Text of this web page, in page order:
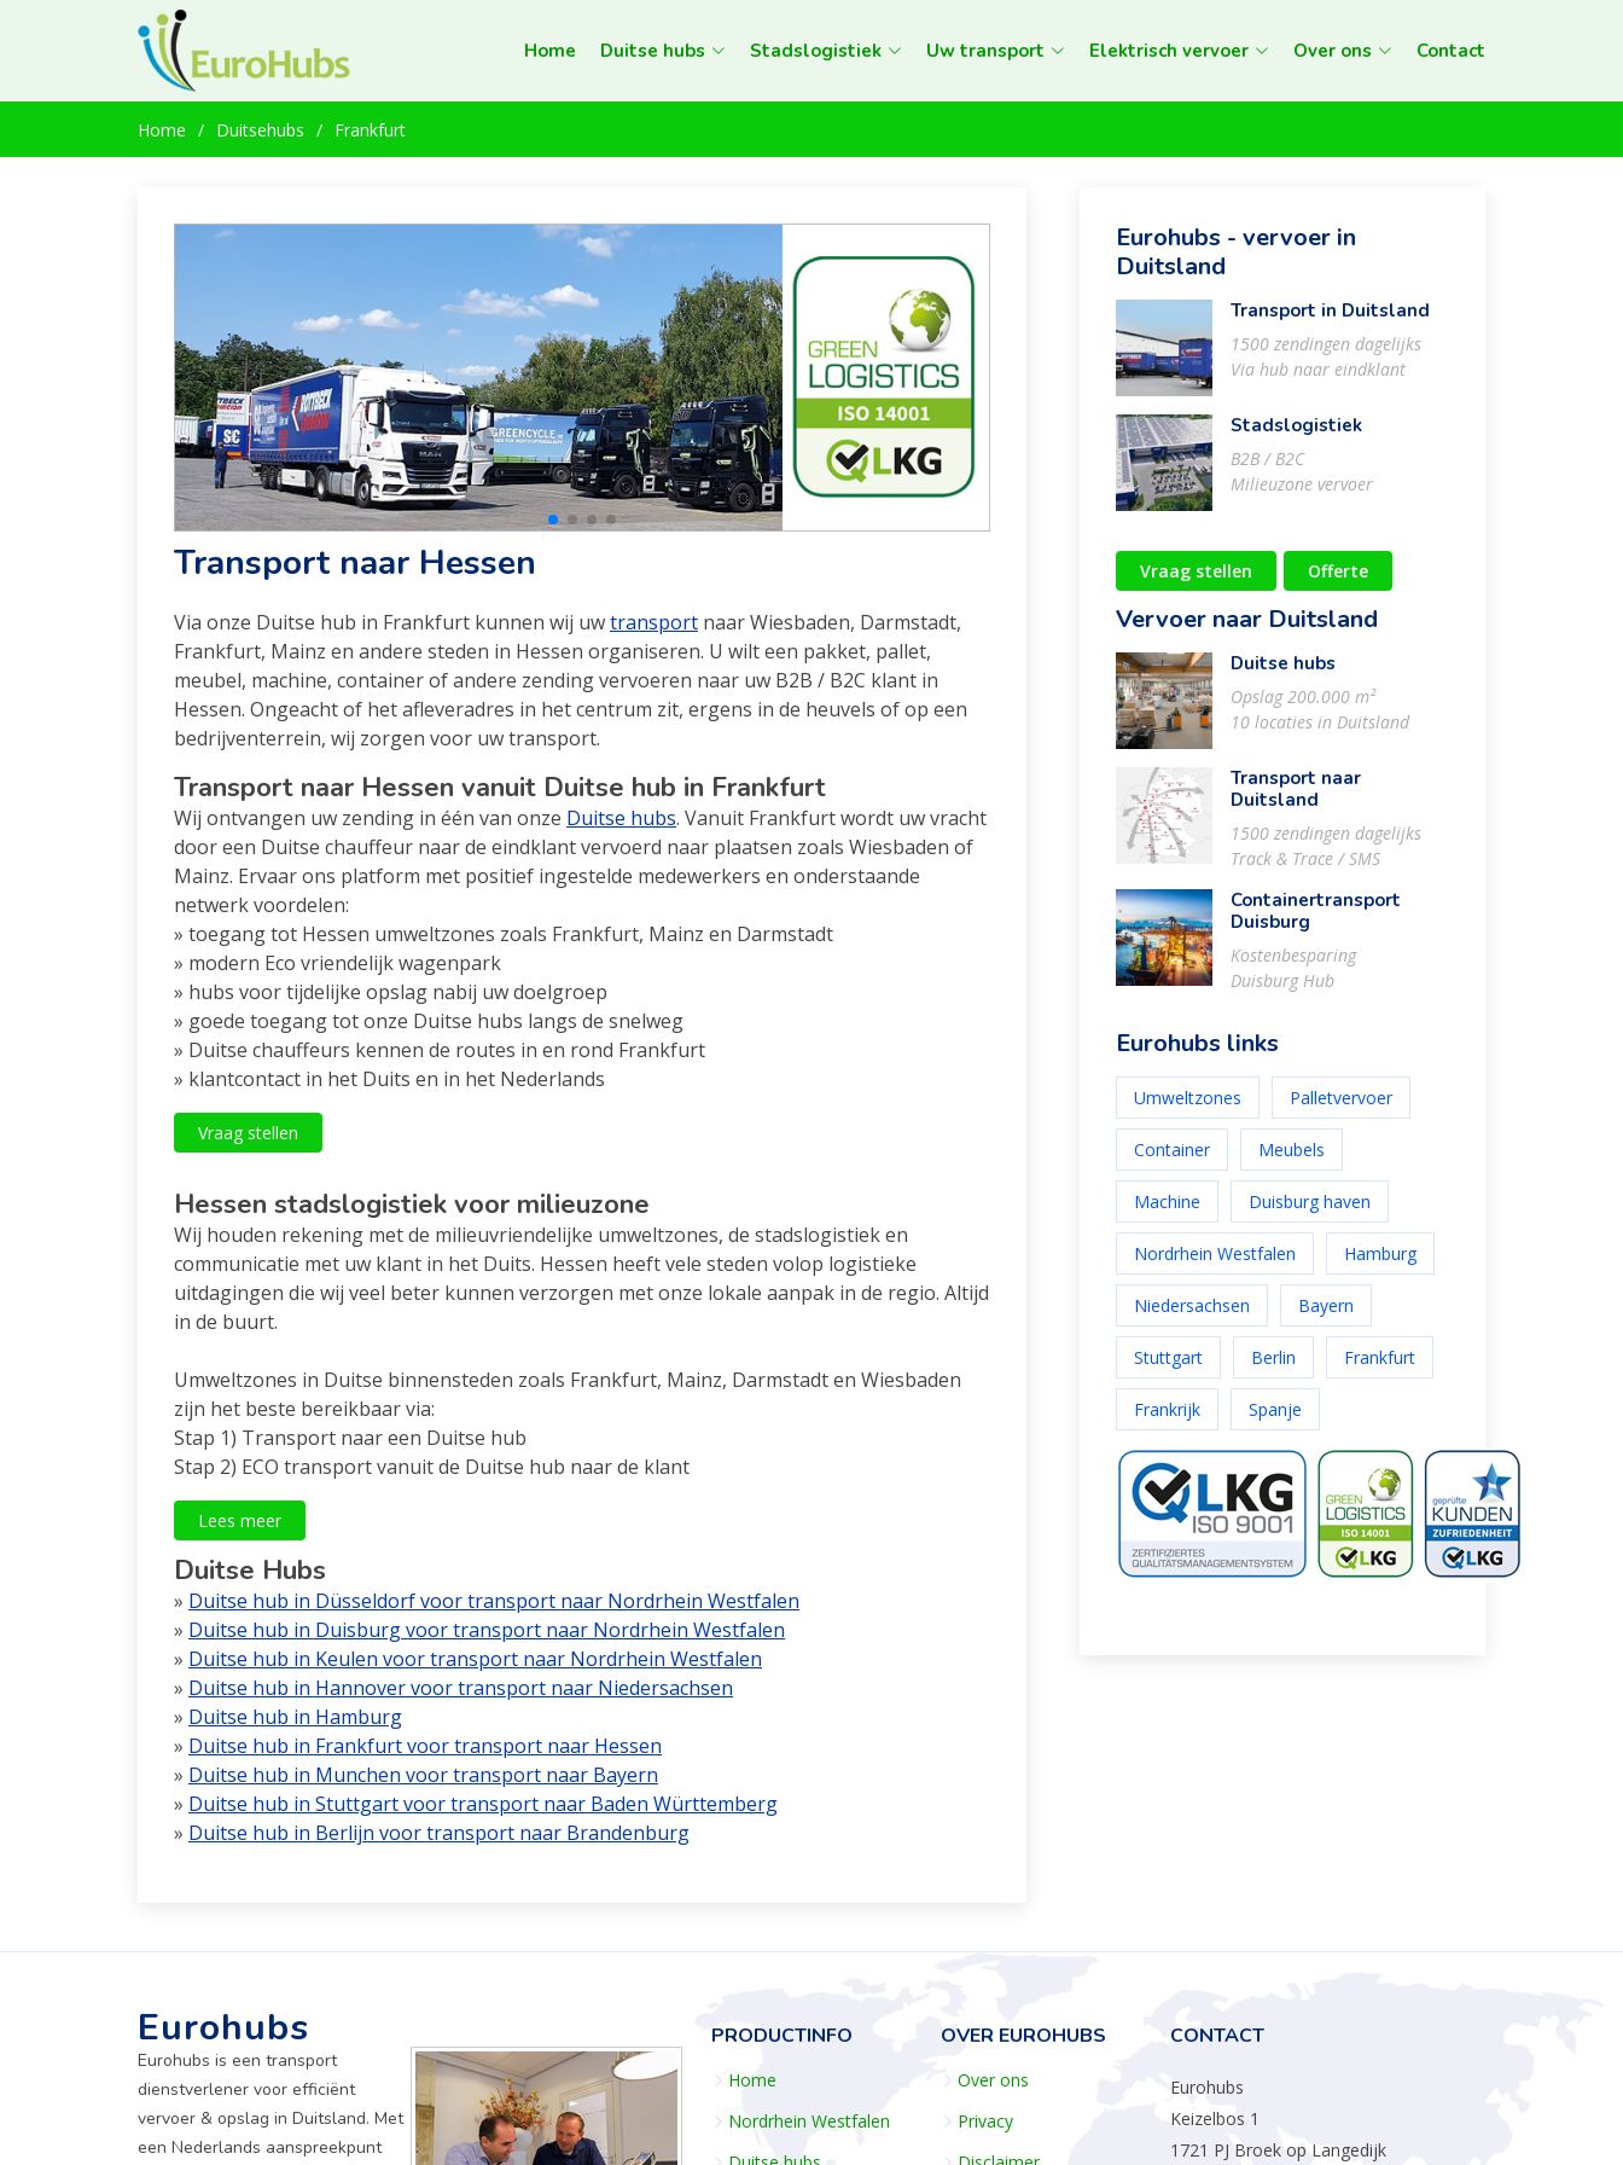
Home Duitse hubs Stadslogistiek Uw transport Elektrisch vervoer Over ons Contact
Home Duitsehubs Frankfurt
Transport naar Hessen
Via onze Duitse hub in Frankfurt kunnen wij uwtransport naar Wiesbaden, Darmstadt,
Frankfurt, Mainz en andere steden in Hessen organiseren. U wilt een pakket, pallet,
meubel, machine, container of andere zending vervoeren naar uw B2B / B2C klant in
Hessen. Ongeacht of het afleveradres in het centrum zit, ergens in de heuvels of op een
bedrijventerrein, wij zorgen voor uw transport.
Transport naar Hessen vanuit Duitse hub in Frankfurt
Wij ontvangen uw zending in één van onze Duitse hubs. Vanuit Frankfurt wordt uw vracht
door een Duitse chauffeur naar de eindklant vervoerd naar plaatsen zoals Wiesbaden of
Mainz. Ervaar ons platform met positief ingestelde medewerkers en onderstaande
netwerk voordelen:
» toegang tot Hessen umweltzones zoals Frankfurt, Mainz en Darmstadt
» modern Eco vriendelijk wagenpark
» hubs voor tijdelijke opslag nabij uw doelgroep
» goede toegang tot onze Duitse hubs langs de snelweg
» Duitse chauffeurs kennen de routes in en rond Frankfurt
» klantcontact in het Duits en in het Nederlands
Vraag stellen
Hessen stadslogistiek voor milieuzone
Wij houden rekening met de milieuvriendelijke umweltzones, de stadslogistiek en
communicatie met uw klant in het Duits. Hessen heeft vele steden volop logistieke
uitdagingen die wij veel beter kunnen verzorgen met onze lokale aanpak in de regio. Altijd
in de buurt.
Umweltzones in Duitse binnensteden zoals Frankfurt, Mainz, Darmstadt en Wiesbaden
zijn het beste bereikbaar via:
Stap 1) Transport naar een Duitse hub
Stap 2) ECO transport vanuit de Duitse hub naar de klant
Lees meer
Duitse Hubs
» Duitse hub in Düsseldorf voor transport naar Nordrhein Westfalen
» Duitse hub in Duisburg voor transport naar Nordrhein Westfalen
» Duitse hub in Keulen voor transport naar Nordrhein Westfalen
» Duitse hub in Hannover voor transport naar Niedersachsen
» Duitse hub in Hamburg
» Duitse hub in Frankfurt voor transport naar Hessen
» Duitse hub in Munchen voor transport naar Bayern
» Duitse hub in Stuttgart voor transport naar Baden Württemberg
» Duitse hub in Berlijn voor transport naar Brandenburg
Eurohubs - vervoer in
Duitsland
Transport in Duitsland
1500 zendingen dagelijks
Via hub naar eindklant
Stadslogistiek
B2B / B2C
Milieuzone vervoer
Vraag stellen Offerte
Vervoer naar Duitsland
Duitse hubs
Opslag 200.000 m²
10 locaties in Duitsland
Transport naar
Duitsland
1500 zendingen dagelijks
Track & Trace / SMS
Containertransport
Duisburg
Kostenbesparing
Duisburg Hub
Eurohubs links
Umweltzones Palletvervoer
Container Meubels
Machine Duisburg haven
Nordrhein Westfalen Hamburg
Niedersachsen Bayern
Stuttgart Berlin Frankfurt
Frankrijk Spanje
Eurohubs
Eurohubs is een transport
dienstverlener voor efficiënt
vervoer & opslag in Duitsland. Met
een Nederlands aanspreekpunt
PRODUCTINFO
Home
Nordrhein Westfalen
OVER EUROHUBS
Over ons
Privacy
CONTACT
Eurohubs
Keizelbos 1
1721 PJ Broek op Langedijk